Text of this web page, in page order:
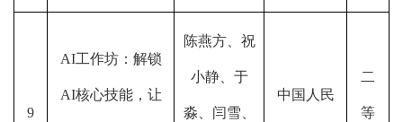
9
AI工作坊：解锁
AI核心技能，让
陈燕方、祝
小静、于
淼、闫雪、
中国人民
二
等